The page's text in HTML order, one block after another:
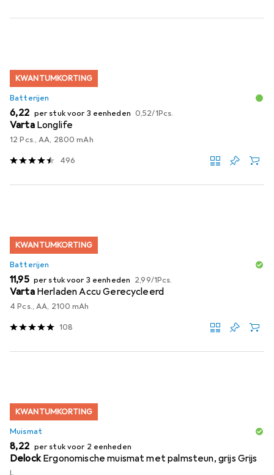
KWANTUMKORTING
Batterijen
EUR
6,22 per stuk voor 3 eenheden EUR
0,52/1Pcs.
Varta Longlife
12 Pcs., AA, 2800 mAh
496
KWANTUMKORTING
Batterijen
EUR
11,95 per stuk voor 3 eenheden EUR
2,99/1Pcs.
Varta Herladen Accu Gerecycleerd
4 Pcs., AA, 2100 mAh
108
KWANTUMKORTING
Muismat
EUR
8,22 per stuk voor 2 eenheden
Delock Ergonomische muismat met palmsteun, grijs Grijs